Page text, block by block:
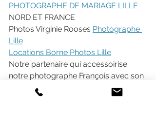
PHOTOGRAPHE DE MARIAGE LILLE
NORD ET FRANCE
Photos Virginie Rooses Photographe
Lille
Locations Borne Photos Lille
Notre partenaire qui accessoirise
notre photographe François avec son
noeud papillon bois
PHOTOGRAPHE MARIAGE NORD -